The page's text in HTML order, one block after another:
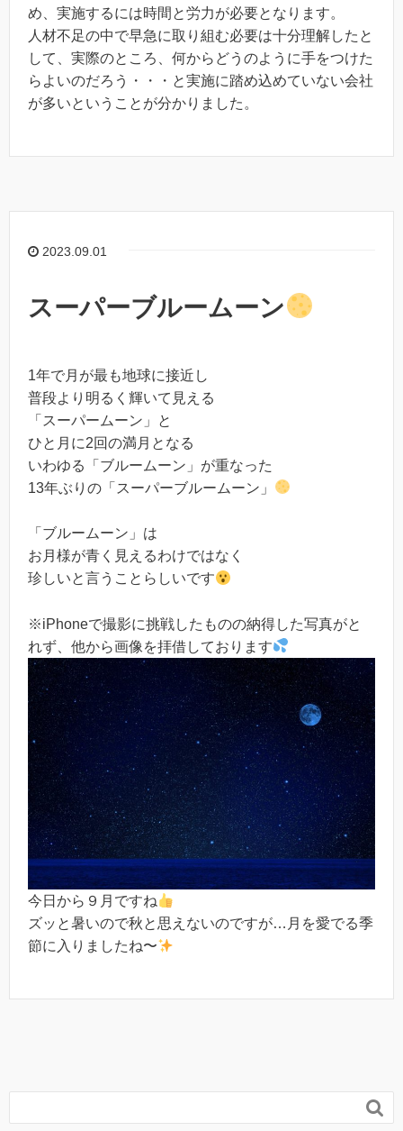
め、実施するには時間と労力が必要となります。
人材不足の中で早急に取り組む必要は十分理解したと
して、実際のところ、何からどうのように手をつけた
らよいのだろう・・・と実施に踏め込めていない会社
が多いということが分かりました。
2023.09.01
スーパーブルームーン
1年で月が最も地球に接近し
普段より明るく輝いて見える
「スーパームーン」と
ひと月に2回の満月となる
いわゆる「ブルームーン」が重なった
13年ぶりの「スーパーブルームーン」
「ブルームーン」は
お月様が青く見えるわけではなく
珍しいと言うことらしいです
※iPhoneで撮影に挑戦したものの納得した写真がと
れず、他から画像を拝借しております
今日から９月ですね
ズッと暑いので秋と思えないのですが…月を愛でる季
節に入りましたね〜
